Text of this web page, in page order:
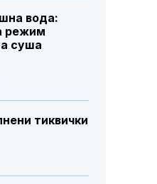
вода:
режим
суша
тиквички